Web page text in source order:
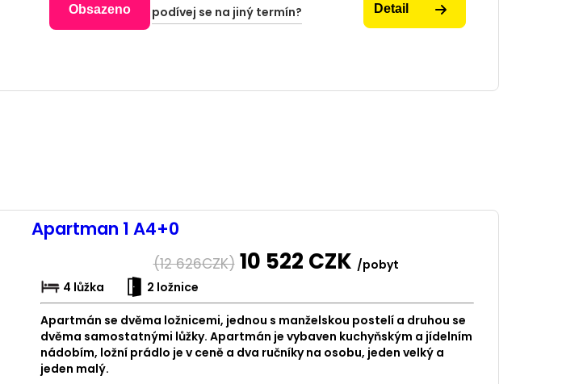
Obsazeno podívej se na jiný termín? Detail
Apartman 1 A4+0
(12 626CZK) 10 522 CZK /pobyt
4 lůžka
2 ložnice
Apartmán se dvěma ložnicemi, jednou s manželskou postelí a druhou se
dvěma samostatnými lůžky. Apartmán je vybaven kuchyňským a jídelním
nádobím, ložní prádlo je v ceně a dva ručníky na osobu, jeden velký a
jeden malý.